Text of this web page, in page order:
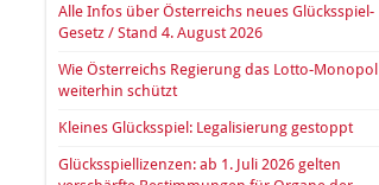
Alle Infos über Österreichs neues Glücksspiel-
Gesetz / Stand 4. August 2026
Wie Österreichs Regierung das Lotto-Monopol
weiterhin schützt
Kleines Glücksspiel: Legalisierung gestoppt
Glücksspiellizenzen: ab 1. Juli 2026 gelten